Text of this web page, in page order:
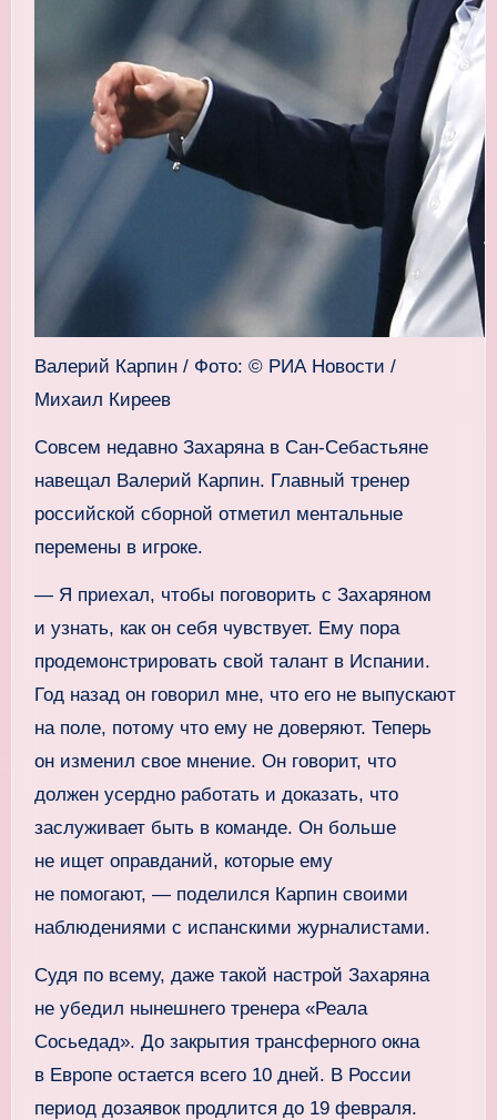
Валерий Карпин / Фото: © РИА Новости /
Михаил Киреев
Совсем недавно Захаряна в Сан-Себастьяне
навещал Валерий Карпин. Главный тренер
российской сборной отметил ментальные
перемены в игроке.
— Я приехал, чтобы поговорить с Захаряном
и узнать, как он себя чувствует. Ему пора
продемонстрировать свой талант в Испании.
Год назад он говорил мне, что его не выпускают
на поле, потому что ему не доверяют. Теперь
он изменил свое мнение. Он говорит, что
должен усердно работать и доказать, что
заслуживает быть в команде. Он больше
не ищет оправданий, которые ему
не помогают, — поделился Карпин своими
наблюдениями с испанскими журналистами.
Судя по всему, даже такой настрой Захаряна
не убедил нынешнего тренера «Реала
Сосьедад». До закрытия трансферного окна
в Европе остается всего 10 дней. В России
период дозаявок продлится до 19 февраля.